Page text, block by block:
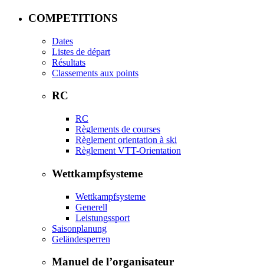
COMPETITIONS
Dates
Listes de départ
Résultats
Classements aux points
RC
RC
Règlements de courses
Règlement orientation à ski
Règlement VTT-Orientation
Wettkampfsysteme
Wettkampfsysteme
Generell
Leistungssport
Saisonplanung
Geländesperren
Manuel de l’organisateur